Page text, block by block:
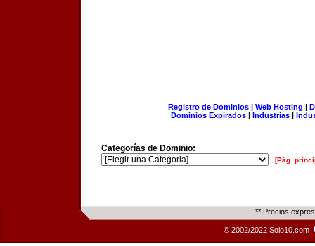
Registro de Dominios| Web Hosting |
Dominios Expirados | Industrias |
Categorías de Dominio:
[Pág.
** Precios
© 2002/2022 Solo10.com